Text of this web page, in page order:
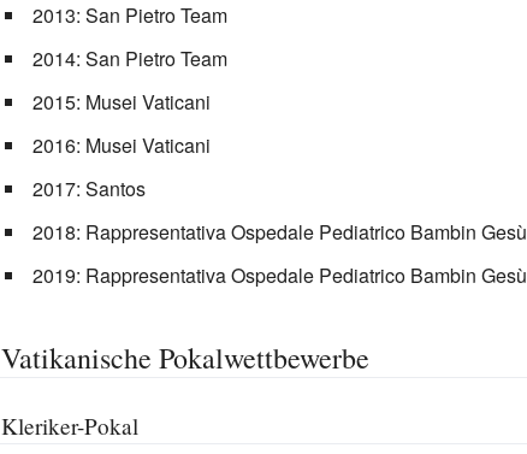
2013: San Pietro Team
2014: San Pietro Team
2015: Musei Vaticani
2016: Musei Vaticani
2017: Santos
2018: Rappresentativa Ospedale Pediatrico Bambin Gesù
2019: Rappresentativa Ospedale Pediatrico Bambin Gesù
Vatikanische Pokalwettbewerbe
Kleriker-Pokal